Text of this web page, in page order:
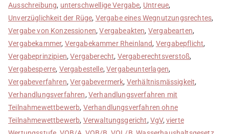
Ausschreibung, unterschwellige Vergabe, Untreue,
Unverzüglichkeit der Rüge, Vergabe eines Wegnutzungsrechtes,
Vergabe von Konzessionen,Vergabeakten, Vergabearten,
Vergabekammer, Vergabekammer Rheinland, Vergabepflicht,
Vergabeprinzipien,Vergaberecht, Vergaberechtsverstoß,
Vergabesperre, Vergabestelle,Vergabeunterlagen,
Vergabeverfahren,Vergabevermerk, Verhältnismässigkeit,
Verhandlungsverfahren, Verhandlungsverfahren mit
Teilnahmewettbewerb, Verhandlungsverfahren ohne
Teilnahmewettbewerb, Verwaltungsgericht, VgV, vierte